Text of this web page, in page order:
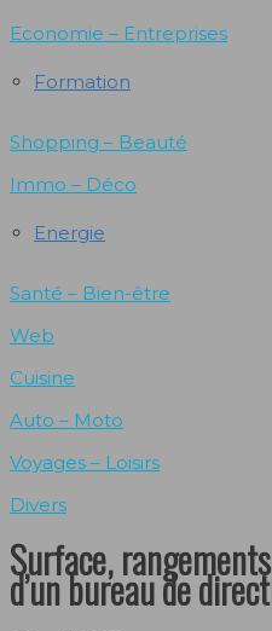
Economie – Entreprises
Formation
Shopping – Beauté
Immo – Déco
Energie
Santé – Bien-être
Web
Cuisine
Auto – Moto
Voyages – Loisirs
Divers
Surface,
d’un bureau de